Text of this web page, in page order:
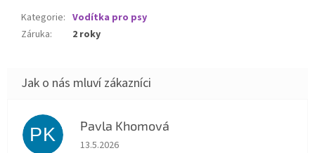
Kategorie: Vodítka pro psy
Záruka: 2 roky
PK Pavla Khomová
Hodnocení obchodu je 5 z 5 hvězdiček.
13.5.2026